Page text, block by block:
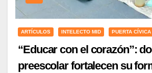
ARTÍCULOS INTELECTO MID PUERTA CÍVICA
“Educar con el corazón”:
preescolar fortalecen su